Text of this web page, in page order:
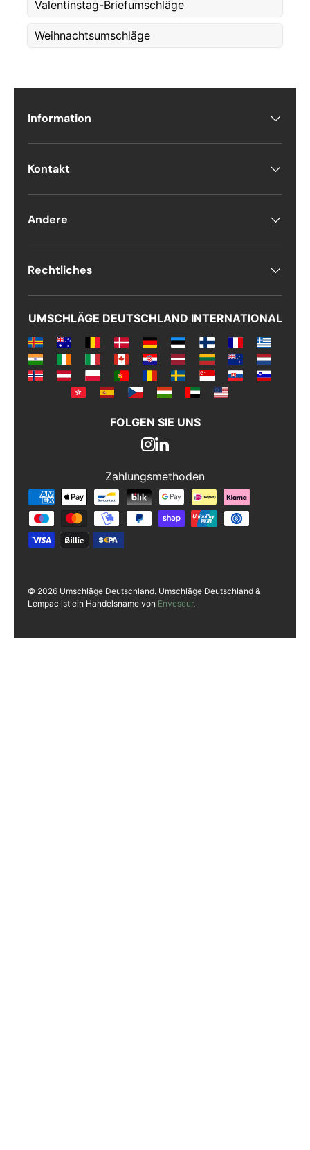
Kommentarer
Valentinstag-Briefumschläge
Weihnachtsumschläge
Information
Kontakt
Andere
Rechtliches
UMSCHLÄGE DEUTSCHLAND INTERNATIONAL
FOLGEN SIE UNS
Zahlungsmethoden
Zahlungsmethoden
© 2026 Umschläge Deutschland. Umschläge Deutschland &
Lempac ist ein Handelsname von Enveseur.